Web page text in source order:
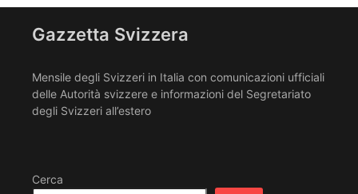
Gazzetta Svizzera
Mensile degli Svizzeri in Italia con comunicazioni ufficiali
delle Autorità svizzere e informazioni del Segretariato
degli Svizzeri all’estero
Cerca